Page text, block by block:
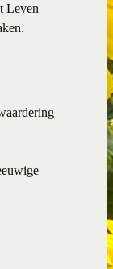
Leven